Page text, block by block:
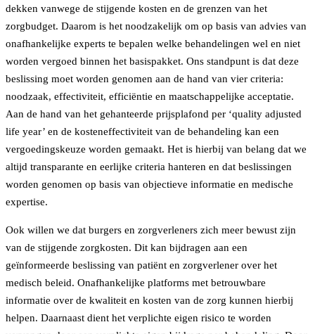
dekken vanwege de stijgende kosten en de grenzen van het
zorgbudget. Daarom is het noodzakelijk om op basis van advies van
onafhankelijke experts te bepalen welke behandelingen wel en niet
worden vergoed binnen het basispakket. Ons standpunt is dat deze
beslissing moet worden genomen aan de hand van vier criteria:
noodzaak, effectiviteit, efficiëntie en maatschappelijke acceptatie.
Aan de hand van het gehanteerde prijsplafond per ‘quality adjusted
life year’ en de kosteneffectiviteit van de behandeling kan een
vergoedingskeuze worden gemaakt. Het is hierbij van belang dat we
altijd transparante en eerlijke criteria hanteren en dat beslissingen
worden genomen op basis van objectieve informatie en medische
expertise.
Ook willen we dat burgers en zorgverleners zich meer bewust zijn
van de stijgende zorgkosten. Dit kan bijdragen aan een
geïnformeerde beslissing van patiënt en zorgverlener over het
medisch beleid. Onafhankelijke platforms met betrouwbare
informatie over de kwaliteit en kosten van de zorg kunnen hierbij
helpen. Daarnaast dient het verplichte eigen risico te worden